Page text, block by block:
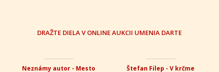
DRAŽTE DIELA V ONLINE AUKCII UMENIA DARTE
Neznámy autor - Mesto Štefan Filep - V krčme